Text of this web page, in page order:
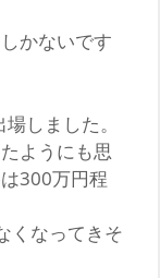
かないです
しました。
ようにも思
300万円程
くなってきそ